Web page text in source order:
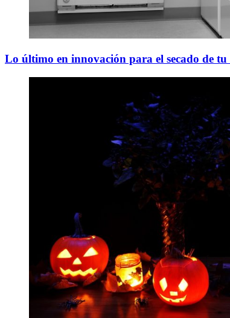
Lo último en innovación para el secado de tu